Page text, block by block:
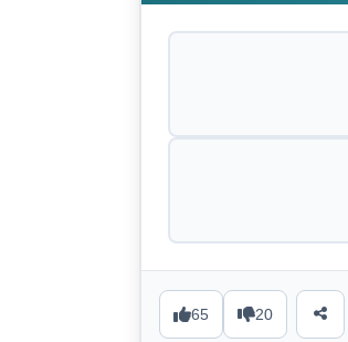
65 20